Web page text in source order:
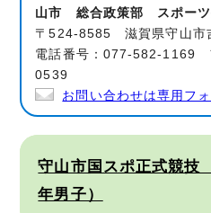
山市 総合政策部 スポーツ
〒524-8585 滋賀県守山市
電話番号：077-582-1169
0539
お問い合わせは専用フ
守山市国スポ正式競
年男子）